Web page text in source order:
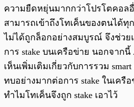
ความยืดหยุ่นมากกว่าโปรโตคอลอื่
สามารถเข้าถึงโทเค็นของตนได้ทุ
ไม่ได้ถูกล็อกอย่างสมบูรณ์ จึงช่วย
การ stake บนเครือข่าย นอกจากนี้
เห็นเพิ่มเติมเกี่ยวกับการรวม
ทบอย่างมากต่อการ stake ในเครื
ทำไมโทเค็นจึงถูก stake เอาไว้